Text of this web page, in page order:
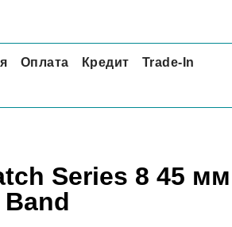
Оплата Кредит
Trade-In
Series 8 45